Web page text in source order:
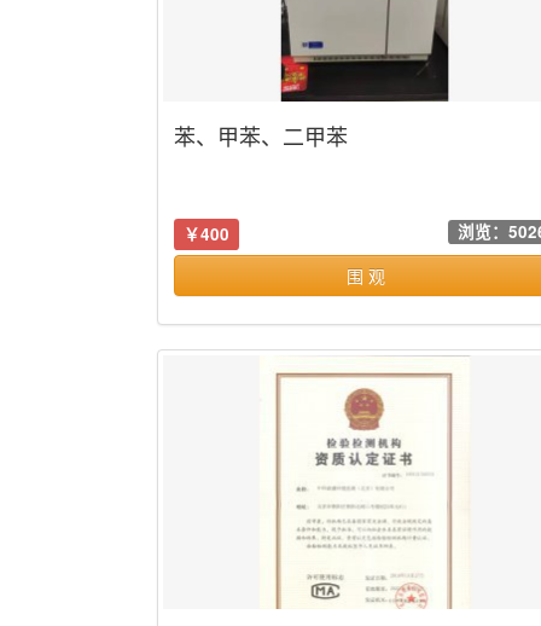
苯、甲苯、二甲苯
￥400 浏览：
围 观